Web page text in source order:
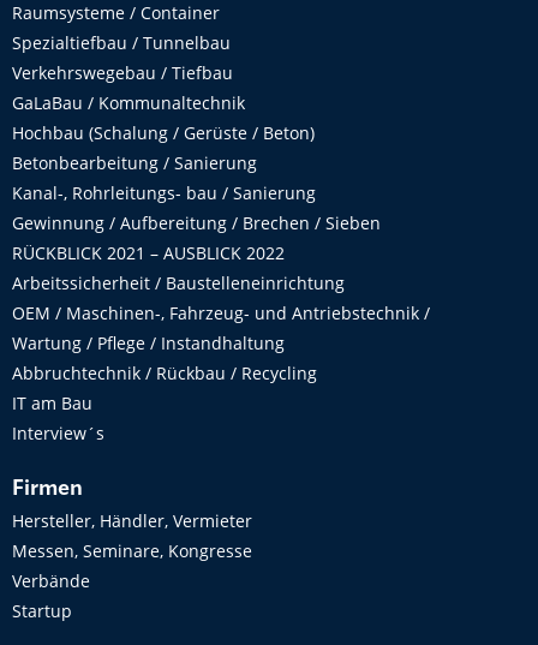
Raumsysteme / Container
Spezialtiefbau / Tunnelbau
Verkehrswegebau / Tiefbau
GaLaBau / Kommunaltechnik
Hochbau (Schalung / Gerüste / Beton)
Betonbearbeitung / Sanierung
Kanal-, Rohrleitungs- bau / Sanierung
Gewinnung / Aufbereitung / Brechen / Sieben
RÜCKBLICK 2021 – AUSBLICK 2022
Arbeitssicherheit / Baustelleneinrichtung
OEM / Maschinen-, Fahrzeug- und Antriebstechnik /
Wartung / Pflege / Instandhaltung
Abbruchtechnik / Rückbau / Recycling
IT am Bau
Interview´s
Firmen
Hersteller, Händler, Vermieter
Messen, Seminare, Kongresse
Verbände
Startup